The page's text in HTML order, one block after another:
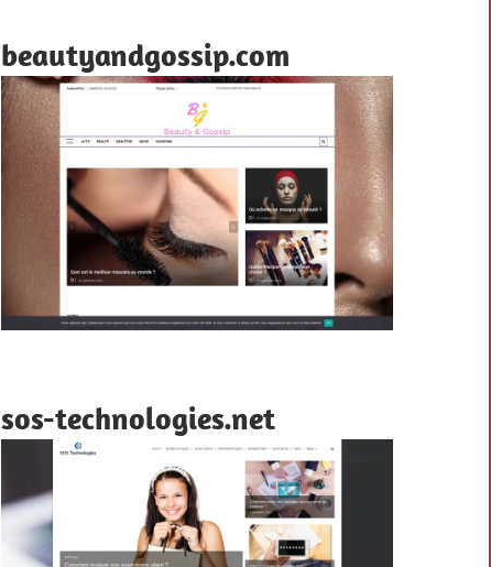
beautyandgossip.com
sos-technologies.net